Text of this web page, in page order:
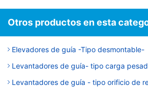
Otros productos en esta
Elevadores de guía -Tipo desmontable-
Levantadores de guía- tipo carga
Levantadores de guía - tipo orificio de